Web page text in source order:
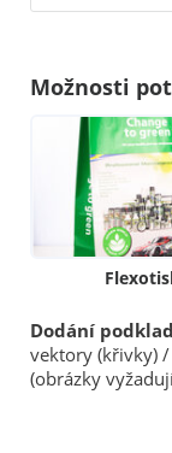
Možnosti
Dodání
vektory (křivky)
(obrázky